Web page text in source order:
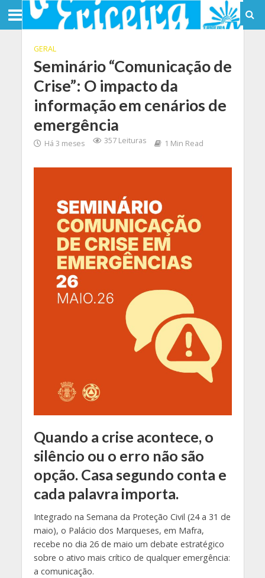
GERAL
Seminário “Comunicação de
Crise”: O impacto da
informação em cenários de
emergência
Há 3 meses 357 Leituras 1 Min Read
Quando a crise acontece, o
silêncio ou o erro não são
opção. Casa segundo conta e
cada palavra importa.
Integrado na Semana da Proteção Civil (24 a 31 de
maio), o Palácio dos Marqueses, em Mafra,
recebe no dia 26 de maio um debate estratégico
sobre o ativo mais crítico de qualquer emergência:
a comunicação.